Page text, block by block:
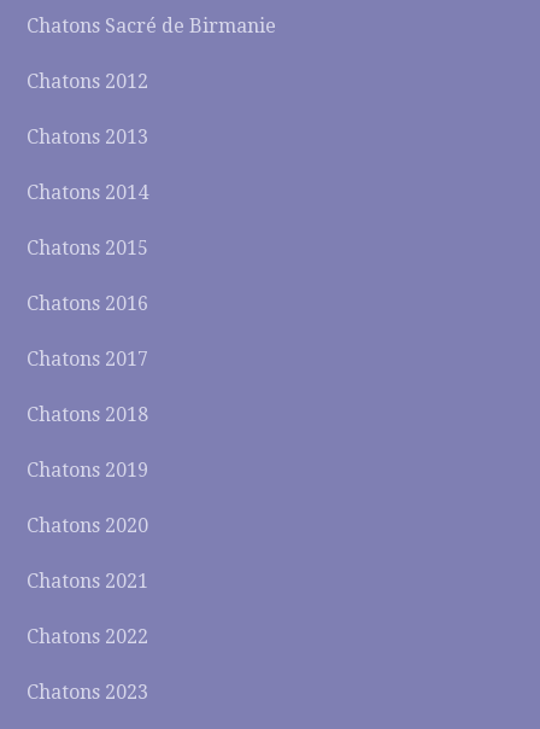
Chatons Sacré de Birmanie
Chatons 2012
Chatons 2013
Chatons 2014
Chatons 2015
Chatons 2016
Chatons 2017
Chatons 2018
Chatons 2019
Chatons 2020
Chatons 2021
Chatons 2022
Chatons 2023